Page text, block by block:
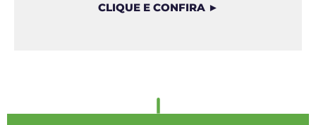
CLIQUE E CONFIRA ►